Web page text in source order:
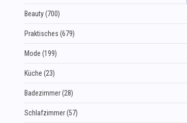
Beauty (700)
Praktisches (679)
Mode (199)
Küche (23)
Badezimmer (28)
Schlafzimmer (57)